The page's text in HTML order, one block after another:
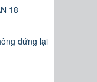
18
đứng lại